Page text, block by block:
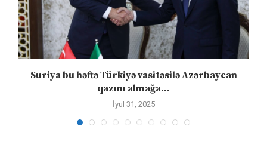
Suriya bu həftə Türkiyə vasitəsilə Azərbaycan
qazını almağa...
İyul 31, 2025